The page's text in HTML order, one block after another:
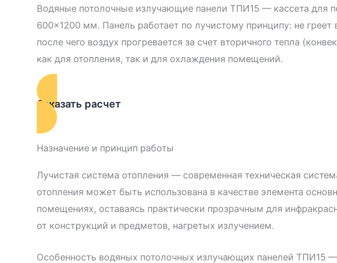
Водяные потолочные излучающие панели ТПИ15 — кассета для
600×1200 мм. Панель работает по лучистому принципу: не
после чего воздух прогревается за счет вторичного тепла
как для отопления, так и для охлаждения помещений.
Заказать расчет
Назначение и принцип работы
Лучистая система отопления — современная техническая
отопления может быть использована в качестве элемента
помещениях, оставаясь практически прозрачным для
от конструкций и предметов, нагретых излучением.
Особенность водяных потолочных излучающих панелей ТПИ15